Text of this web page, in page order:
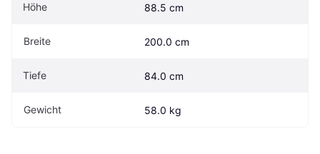
Höhe 88.5 cm
Breite 200.0 cm
Tiefe 84.0 cm
Gewicht 58.0 kg